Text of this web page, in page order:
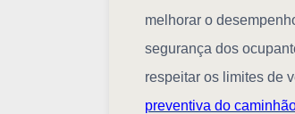
melhorar o
segurança dos
respeitar os limites de
preventiva do